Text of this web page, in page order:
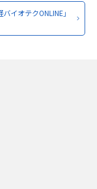
イオテクONLINE」